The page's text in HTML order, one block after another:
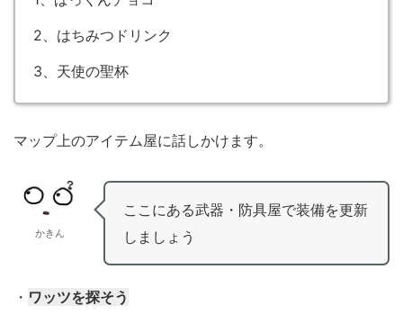
2、はちみつドリンク
3、天使の聖杯
マップ上のアイテム屋に話しかけます。
かきん
ここにある武器・防具屋で装備を更新
しましょう
・ ワッツを探そう